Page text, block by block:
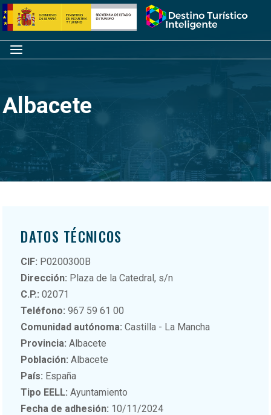
Saltar
al
contenido
Inicio
Menú
Albacete
DATOS TÉCNICOS
CIF: P0200300B
Dirección: Plaza de la Catedral, s/n
C.P.: 02071
Teléfono: 967 59 61 00
Comunidad autónoma: Castilla - La Mancha
Provincia: Albacete
Población: Albacete
País: España
Tipo EELL: Ayuntamiento
Fecha de adhesión: 10/11/2024